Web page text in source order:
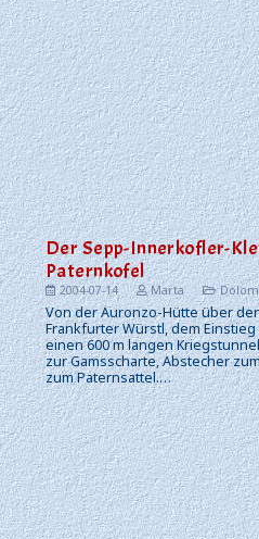
Der Sepp-Innerkofler-
Paternkofel
2004-07-14 Marta
Von der Auronzo-Hütte über
Frankfurter Würstl, dem
einen 600 m langen
zur Gamsscharte, Abstecher
zum Paternsattel.…